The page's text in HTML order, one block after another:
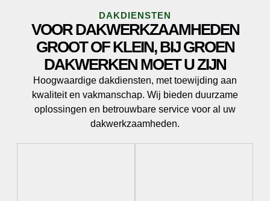
DAKDIENSTEN
VOOR DAKWERKZAAMHEDEN
GROOT OF KLEIN, BIJ GROEN
DAKWERKEN MOET U ZIJN
Hoogwaardige dakdiensten, met toewijding aan
kwaliteit en vakmanschap. Wij bieden duurzame
oplossingen en betrouwbare service voor al uw
dakwerkzaamheden.